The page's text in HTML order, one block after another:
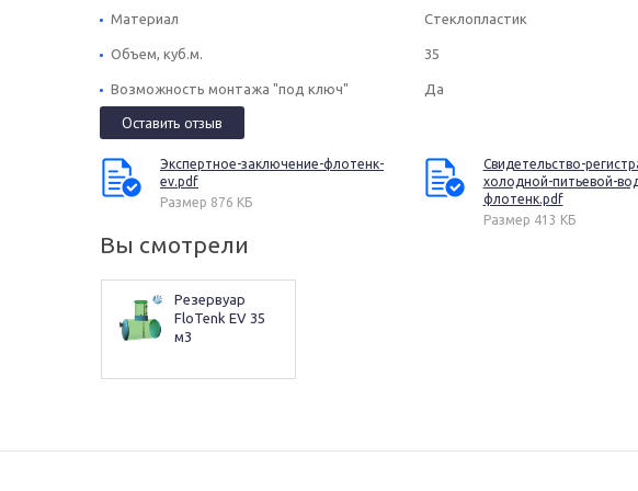
Материал Стеклопластик
Объем, куб.м. 35
Возможность монтажа "под ключ" Да
Оставить отзыв
Экспертное-заключение-флотенк-
ev.pdf
Размер 876 КБ
Свидетельство-
холодной-питьевой-
флотенк.pdf
Размер 413 КБ
Вы смотрели
Резервуар
FloTenk EV 35
м3